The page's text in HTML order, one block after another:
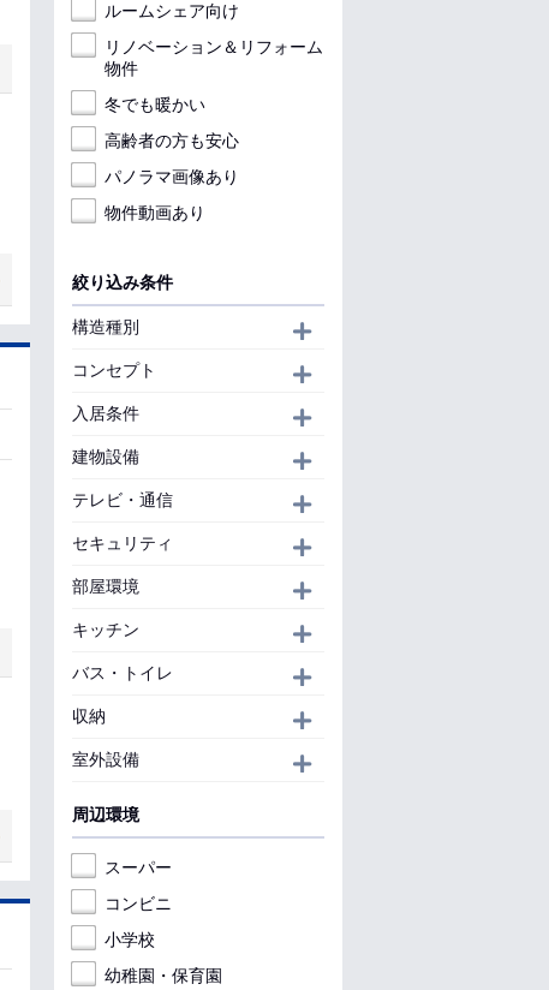
ルームシェア向け
リノベーション＆リフォーム
物件
冬でも暖かい
高齢者の方も安心
パノラマ画像あり
物件動画あり
絞り込み条件
構造種別
コンセプト
入居条件
建物設備
テレビ・通信
セキュリティ
部屋環境
キッチン
バス・トイレ
収納
室外設備
周辺環境
スーパー
コンビニ
小学校
幼稚園・保育園